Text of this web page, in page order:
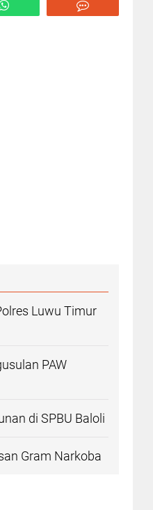
Luwu Timur
PAW
di SPBU Baloli
Gram Narkoba